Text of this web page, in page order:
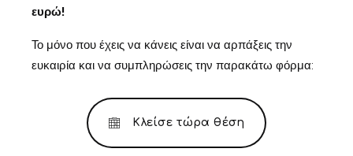
ευρώ!
Το μόνο που έχεις να κάνεις είναι να αρπάξεις την
ευκαιρία και να συμπληρώσεις την παρακάτω φόρμα:
Κλείσε τώρα θέση